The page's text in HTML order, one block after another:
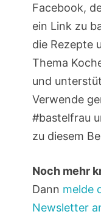
Facebook,
ein Link zu
die Rezepte
Thema
und
Verwende
#bastelfrau
zu diesem
Noch mehr
Dann melde
Newsletter